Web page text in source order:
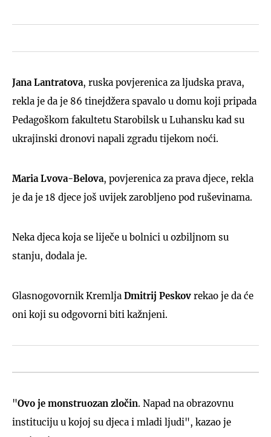
Jana ⁠Lantratova, ruska povjerenica za ljudska prava,
rekla je da je 86 tinejdžera spavalo u domu koji pripada
Pedagoškom fakultetu Starobilsk u Luhansku kad su
ukrajinski dronovi napali zgradu tijekom noći.
Maria Lvova-Belova, povjerenica za prava djece, rekla
je da je 18 djece još uvijek zarobljeno pod ruševinama.
Neka djeca koja se liječe u bolnici u ozbiljnom su
stanju, dodala je.
Glasnogovornik Kremlja Dmitrij Peskov rekao je da će
oni koji su odgovorni biti kažnjeni.
"Ovo je monstruozan zločin. Napad na obrazovnu
instituciju u kojoj su djeca i mladi ljudi", kazao je